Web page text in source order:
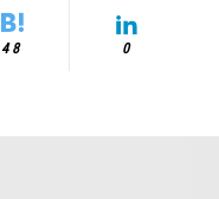
48 0